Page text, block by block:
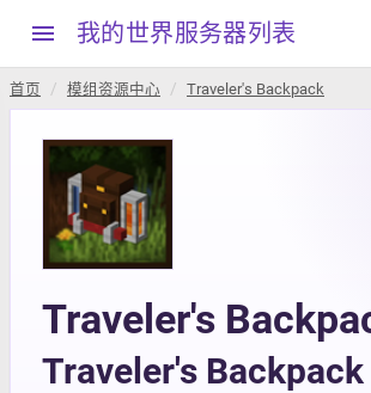
menu 我的世界服务器列表
首页 模组资源中心 Traveler's Backpack
Traveler's
Traveler's